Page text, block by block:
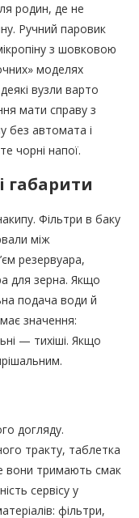
родин, де не
Ручний паровик
з шовковою
моделях
вузли варто
мати справу з
без автомата і
чорні напої.
габарити
Фільтри в баку
між
резервуара,
для зерна. Якщо
подача води й
значення:
— тихіші. Якщо
догляду.
тракту, таблетка
вони тримають смак
сервісу у
фільтри,